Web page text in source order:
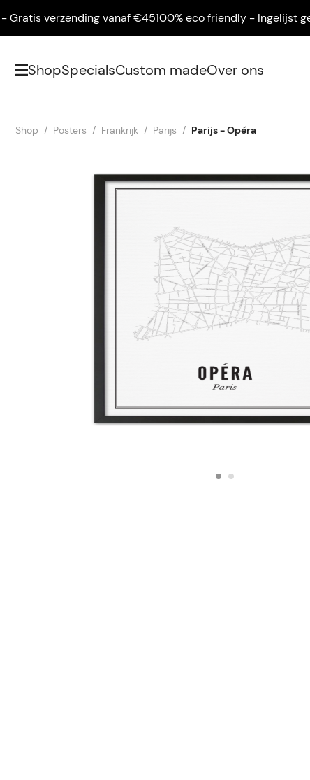
verzending vanaf €45100% eco friendly - Ingelijst
ShopSpecialsCustom madeOver ons
Shop Posters Frankrijk Parijs Parijs - Opéra